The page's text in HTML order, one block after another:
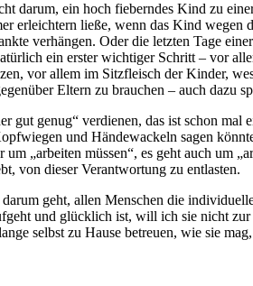
darum, ein hoch fieberndes Kind zu
erleichtern ließe, wenn das Kind
verhängen. Oder die letzten Tage
ein erster wichtiger Schritt – vor
vor allem im Sitzfleisch der Kinder,
Eltern zu brauchen – auch dazu
gut genug“ verdienen, das ist schon
und Händewackeln sagen
um „arbeiten müssen“, es geht auch um
von dieser Verantwortung zu entlasten.
geht, allen Menschen die
und glücklich ist, will ich sie nicht
selbst zu Hause betreuen, wie sie